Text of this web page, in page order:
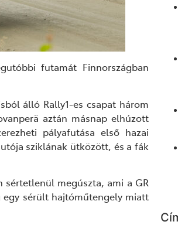
futamát Finnországban
álló Rally1-es csapat három
aztán másnap elhúzott
pályafutása első hazai
sziklának ütközött, és a fák
sértetlenül megúszta, ami a GR
egy sérült hajtóműtengely miatt